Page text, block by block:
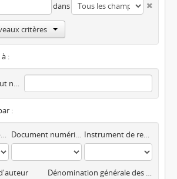
dans
critères
:
Description de haut niveau
:
Niveau de description Document numérique disponible Instrument de recherche
Dénomination générale des documents